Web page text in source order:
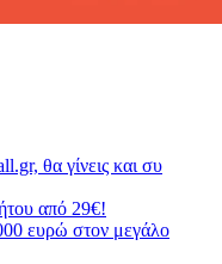
θα γίνεις και συ
από 29€!
ευρώ στον μεγάλο